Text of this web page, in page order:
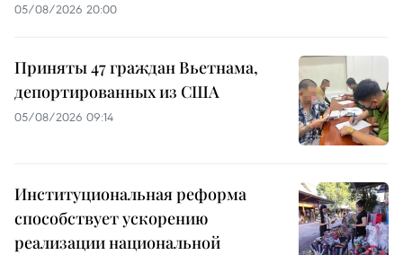
05/08/2026 20:00
Приняты 47 граждан Вьетнама,
депортированных из США
05/08/2026 09:14
Институциональная реформа
способствует ускорению
реализации национальной